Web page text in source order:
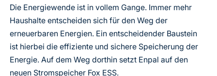
Die Energiewende ist in vollem Gange. Immer mehr
Haushalte entscheiden sich für den Weg der
erneuerbaren Energien. Ein entscheidender Baustein
ist hierbei die effiziente und sichere Speicherung der
Energie. Auf dem Weg dorthin setzt Enpal auf den
neuen Stromspeicher Fox ESS.